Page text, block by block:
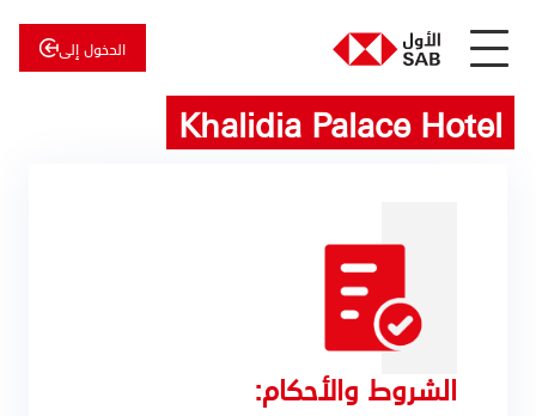
الدخول إلى
الأول
الأول
للاستثمار
Khalidia Palace Hotel
الشروط والأحكام: